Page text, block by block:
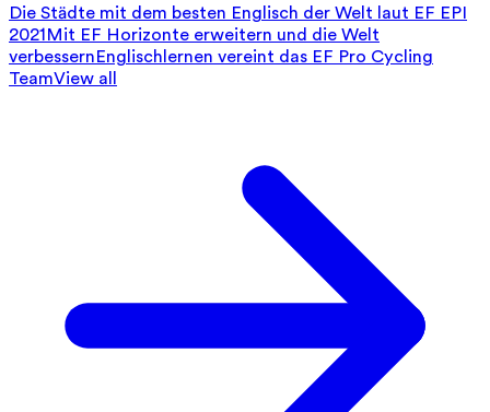
Die Städte mit dem besten Englisch der Welt laut EF EPI
2021Mit EF Horizonte erweitern und die Welt
verbessernEnglischlernen vereint das EF Pro Cycling
TeamView all